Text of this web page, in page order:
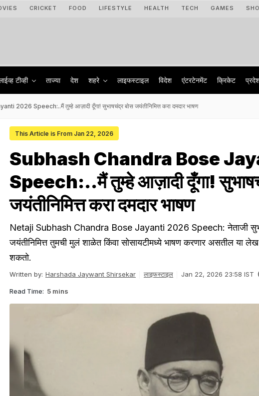
CRICKET FOOD LIFESTYLE HEALTH TECH GAMES
टीव्ही ताज्या देश शहरे लाइफस्टाइल विदेश एंटरटेनमेंट क्रिकेट
2026 Speech:..मैं तुम्हे आज़ादी दूँगा! सुभाषचंद्र बोस जयंतीनिमित्त करा दमदार भाषण
This Article is From Jan 22, 2026
Subhash Chandra Bose
Speech:..मैं तुम्हे आज़ादी दूँगा!
जयंतीनिमित्त करा दमदार भाषण
Netaji Subhash Chandra Bose Jayanti 2026 Speech: नेताजी
जयंतीनिमित्त तुमची मुलं शाळेत किंवा सोसायटीमध्ये भाषण करणार असतील या
शकतो.
Written by: Harshada Jaywant Shirsekar लाइफस्टाइल Jan 22, 2026 23:58 IST
Read Time: 5 mins